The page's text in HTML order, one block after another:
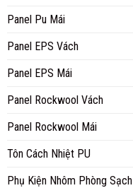
Panel Pu Mái
Panel EPS Vách
Panel EPS Mái
Panel Rockwool Vách
Panel Rockwool Mái
Tôn Cách Nhiệt PU
Phụ Kiện Nhôm Phòng Sạch